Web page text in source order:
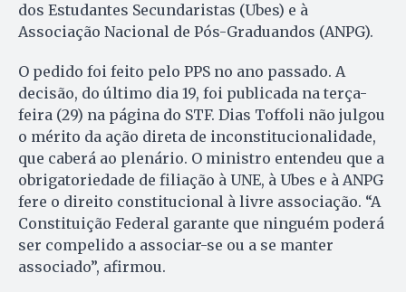
dos Estudantes Secundaristas (Ubes) e à
Associação Nacional de Pós-Graduandos (ANPG).
O pedido foi feito pelo PPS no ano passado. A
decisão, do último dia 19, foi publicada na terça-
feira (29) na página do STF. Dias Toffoli não julgou
o mérito da ação direta de inconstitucionalidade,
que caberá ao plenário. O ministro entendeu que a
obrigatoriedade de filiação à UNE, à Ubes e à ANPG
fere o direito constitucional à livre associação. “A
Constituição Federal garante que ninguém poderá
ser compelido a associar-se ou a se manter
associado”, afirmou.